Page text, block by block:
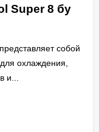
Super 8 бу
собой
охлаждения,
и...